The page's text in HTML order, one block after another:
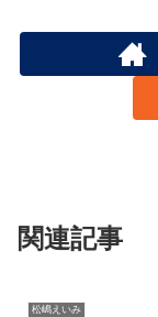
関連記事
松嶋えいみ